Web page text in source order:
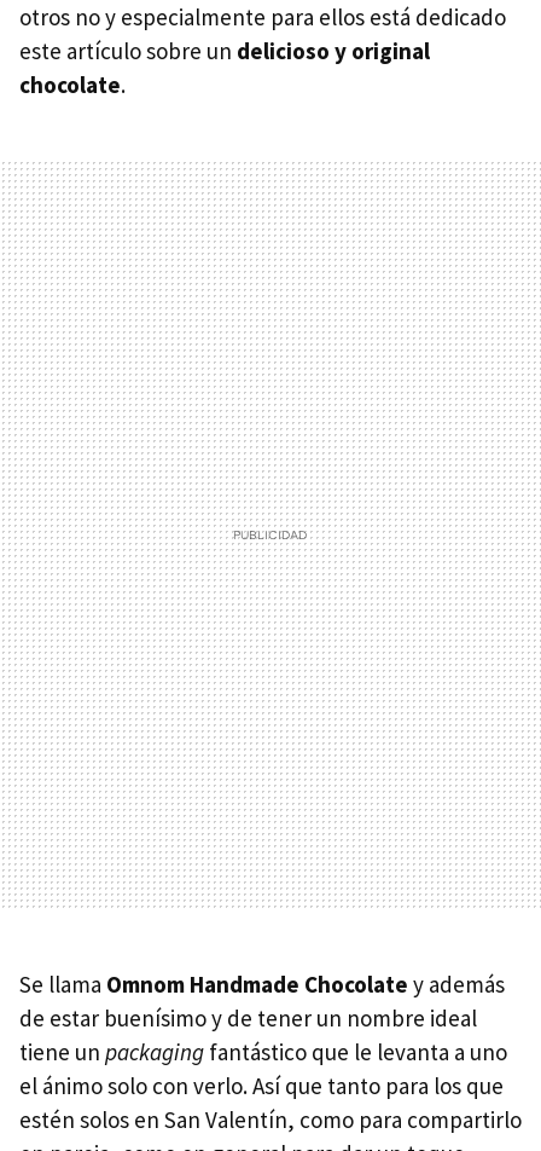
otros no y especialmente para ellos está dedicado
este artículo sobre un delicioso y original
chocolate.
Se llama Omnom Handmade Chocolate y además
de estar buenísimo y de tener un nombre ideal
tiene un packaging fantástico que le levanta a uno
el ánimo solo con verlo. Así que tanto para los que
estén solos en San Valentín, como para compartirlo